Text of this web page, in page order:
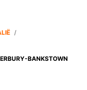
/
BANKSTOWN